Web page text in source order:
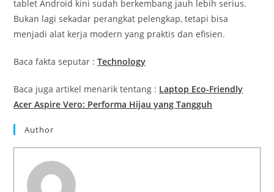
tablet Android kini sudah berkembang jauh lebih serius.
Bukan lagi sekadar perangkat pelengkap, tetapi bisa
menjadi alat kerja modern yang praktis dan efisien.
Baca fakta seputar :Technology
Baca juga artikel menarik tentang : Laptop Eco-Friendly
Acer Aspire Vero: Performa Hijau yang Tangguh
Author